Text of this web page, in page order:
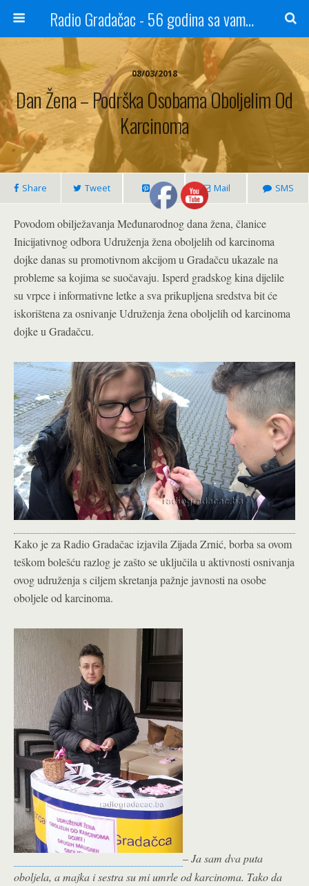
Radio Gradačac - 56 godina sa vama...
08/03/2018
Dan Žena – Podrška Osobama Oboljelim Od
Karcinoma
Share Tweet Pin Mail SMS
Povodom obilježavanja Međunarodnog dana žena, članice
Inicijativnog odbora Udruženja žena oboljelih od karcinoma
dojke danas su promotivnom akcijom u Gradačcu ukazale na
probleme sa kojima se suočavaju. Isperd gradskog kina dijelile
su vrpce i informativne letke a sva prikupljena sredstva bit će
iskorištena za osnivanje Udruženja žena oboljelih od karcinoma
dojke u Gradačcu.
Kako je za Radio Gradačac izjavila Zijada Zrnić, borba sa ovom
teškom bolešću razlog je zašto se uključila u aktivnosti osnivanja
ovog udruženja s ciljem skretanja pažnje javnosti na osobe
oboljele od karcinoma.
–Ja sam dva puta
oboljela, a majka i sestra su mi umrle od karcinoma. Tako da